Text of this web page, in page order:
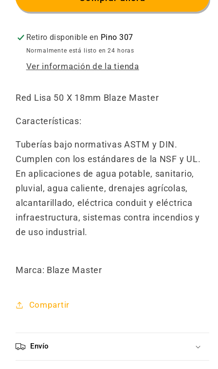
50MMX18MM50MMX18MM
Retiro disponible en Pino 307
Normalmente está listo en 24 horas
Ver información de la tienda
Red Lisa 50 X 18mm Blaze Master
Características:
Tuberías bajo normativas ASTM y DIN.
Cumplen con los estándares de la NSF y UL.
En aplicaciones de agua potable, sanitario,
pluvial, agua caliente, drenajes agrícolas,
alcantarillado, eléctrica conduit y eléctrica
infraestructura, sistemas contra incendios y
de uso industrial.
Marca: Blaze Master
Compartir
Envío